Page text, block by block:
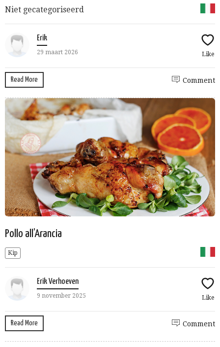
Niet gecategoriseerd
Erik
29 maart 2026 Like
Read More Comment
Pollo all’Arancia
Kip
Erik Verhoeven
9 november 2025 Like
Read More Comment